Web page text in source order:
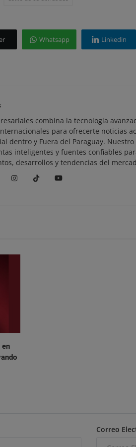
Whatsapp Linkedin
combina la tecnología
para ofrecerte noticias
dentro y Fuera del Paraguay.
inteligentes y fuentes confiables
desarrollos y tendencias del
en
Correo
Sistema Bancario en
y Transforma...